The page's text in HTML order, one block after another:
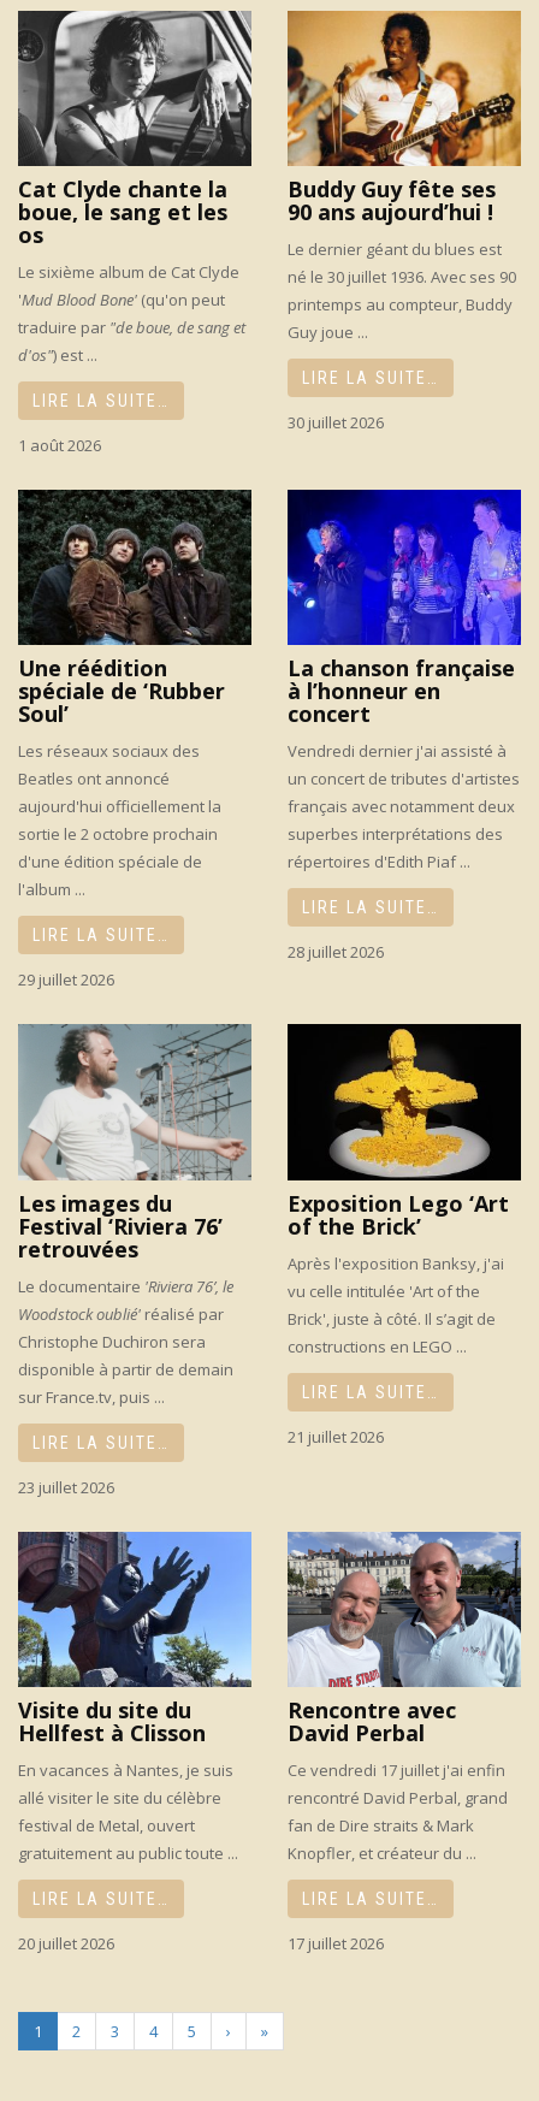
Cat Clyde chante la
boue, le sang et les
os
Le sixième album de Cat Clyde
'Mud Blood Bone' (qu'on peut
traduire par "de boue, de sang et
d'os") est ...
LIRE LA SUITE…
1 août 2026
Buddy Guy fête ses
90 ans aujourd’hui !
Le dernier géant du blues est
né le 30 juillet 1936. Avec ses 90
printemps au compteur, Buddy
Guy joue ...
LIRE LA SUITE…
30 juillet 2026
Une réédition
spéciale de ‘Rubber
Soul’
Les réseaux sociaux des
Beatles ont annoncé
aujourd'hui officiellement la
sortie le 2 octobre prochain
d'une édition spéciale de
l'album ...
LIRE LA SUITE…
29 juillet 2026
La chanson française
à l’honneur en
concert
Vendredi dernier j'ai assisté à
un concert de tributes d'artistes
français avec notamment deux
superbes interprétations des
répertoires d'Edith Piaf ...
LIRE LA SUITE…
28 juillet 2026
Les images du
Festival ‘Riviera 76’
retrouvées
Le documentaire 'Riviera 76’, le
Woodstock oublié' réalisé par
Christophe Duchiron sera
disponible à partir de demain
sur France.tv, puis ...
LIRE LA SUITE…
23 juillet 2026
Exposition Lego ‘Art
of the Brick’
Après l'exposition Banksy, j'ai
vu celle intitulée 'Art of the
Brick', juste à côté. Il s’agit de
constructions en LEGO ...
LIRE LA SUITE…
21 juillet 2026
Visite du site du
Hellfest à Clisson
En vacances à Nantes, je suis
allé visiter le site du célèbre
festival de Metal, ouvert
gratuitement au public toute ...
LIRE LA SUITE…
20 juillet 2026
Rencontre avec
David Perbal
Ce vendredi 17 juillet j'ai enfin
rencontré David Perbal, grand
fan de Dire straits & Mark
Knopfler, et créateur du ...
LIRE LA SUITE…
17 juillet 2026
1 2 3 4 5 › »